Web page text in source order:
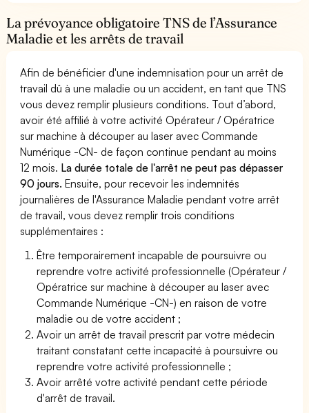
La prévoyance obligatoire TNS de l’Assurance
Maladie et les arrêts de travail
Afin de bénéficier d'une indemnisation pour un arrêt de
travail dû à une maladie ou un accident, en tant que TNS
vous devez remplir plusieurs conditions. Tout d’abord,
avoir été affilié à votre activité Opérateur / Opératrice
sur machine à découper au laser avec Commande
Numérique -CN- de façon continue pendant au moins
12 mois. La durée totale de l'arrêt ne peut pas dépasser
90 jours. Ensuite, pour recevoir les indemnités
journalières de l'Assurance Maladie pendant votre arrêt
de travail, vous devez remplir trois conditions
supplémentaires :
Être temporairement incapable de poursuivre ou
reprendre votre activité professionnelle (Opérateur /
Opératrice sur machine à découper au laser avec
Commande Numérique -CN-) en raison de votre
maladie ou de votre accident ;
Avoir un arrêt de travail prescrit par votre médecin
traitant constatant cette incapacité à poursuivre ou
reprendre votre activité professionnelle ;
Avoir arrêté votre activité pendant cette période
d'arrêt de travail.